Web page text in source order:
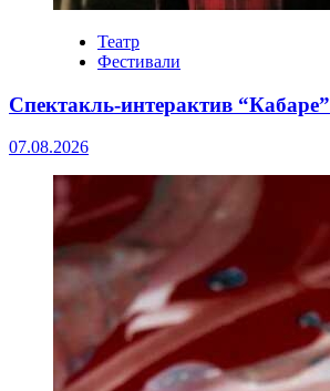
Театр
Фестивали
Спектакль-интерактив “Кабаре”
07.08.2026